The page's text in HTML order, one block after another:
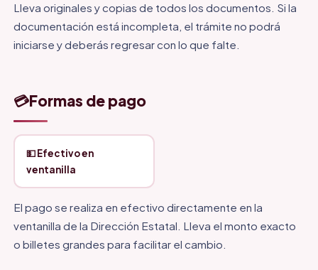
Lleva originales y copias de todos los documentos. Si la
documentación está incompleta, el trámite no podrá
iniciarse y deberás regresar con lo que falte.
💳Formas de pago
💵 Efectivo en
ventanilla
El pago se realiza en efectivo directamente en la
ventanilla de la Dirección Estatal. Lleva el monto exacto
o billetes grandes para facilitar el cambio.